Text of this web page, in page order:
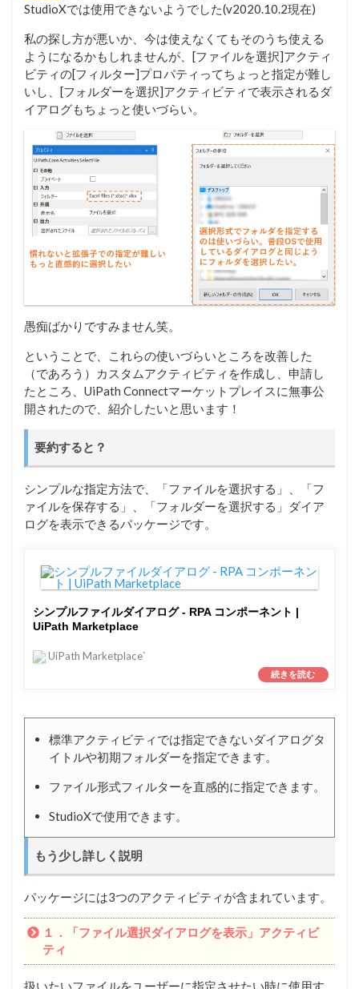
StudioXでは使用できないようでした(v2020.10.2現在)
私の探し方が悪いか、今は使えなくてもそのうち使える
ようになるかもしれませんが、[ファイルを選択]アクティ
ビティの[フィルター]プロパティってちょっと指定が難し
いし、[フォルダーを選択]アクティビティで表示されるダ
イアログもちょっと使いづらい。
愚痴ばかりですみません笑。
ということで、これらの使いづらいところを改善した
（であろう）カスタムアクティビティを作成し、申請し
たところ、UiPath Connectマーケットプレイスに無事公
開されたので、紹介したいと思います！
要約すると？
シンプルな指定方法で、「ファイルを選択する」、「フ
ァイルを保存する」、「フォルダーを選択する」ダイア
ログを表示できるパッケージです。
シンプルファイルダイアログ - RPA コンポーネント |
UiPath Marketplace
UiPath Marketplace`
標準アクティビティでは指定できないダイアログタ
イトルや初期フォルダーを指定できます。
ファイル形式フィルターを直感的に指定できます。
StudioXで使用できます。
もう少し詳しく説明
パッケージには3つのアクティビティが含まれています。
１．「ファイル選択ダイアログを表示」アクティビ
ティ
扱いたいファイルをユーザーに指定させたい時に使用す